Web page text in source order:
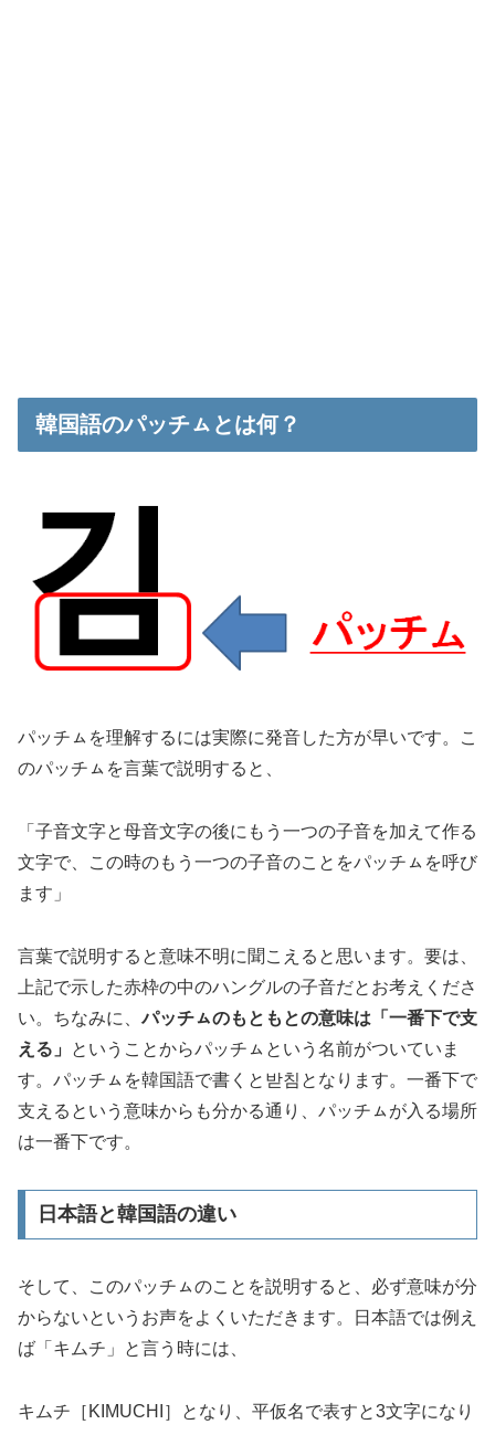
韓国語のパッチㇺとは何？
パッチㇺを理解するには実際に発音した方が早いです。こ
のパッチㇺを言葉で説明すると、
「子音文字と母音文字の後にもう一つの子音を加えて作る
文字で、この時のもう一つの子音のことをパッチㇺを呼び
ます」
言葉で説明すると意味不明に聞こえると思います。要は、
上記で示した赤枠の中のハングルの子音だとお考えくださ
い。ちなみに、パッチㇺのもともとの意味は「一番下で支
える」
ということからパッチㇺという名前がついていま
す。パッチㇺを韓国語で書くと받침となります。一番下で
支えるという意味からも分かる通り、パッチㇺが入る場所
は一番下です。
日本語と韓国語の違い
そして、このパッチㇺのことを説明すると、必ず意味が分
からないというお声をよくいただきます。日本語では例え
ば「キムチ」と言う時には、
キムチ［KIMUCHI］となり、平仮名で表すと3文字になり